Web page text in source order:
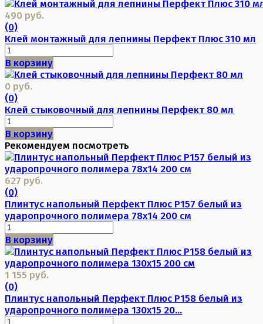
490 руб.
(0)
Клей монтажный для лепнины Перфект Плюс 310 мл
В корзину
0 руб.
(0)
Клей стыковочный для лепнины Перфект 80 мл
В корзину
Рекомендуем посмотреть
627 руб.
(0)
Плинтус напольный Перфект Плюс P157 белый из
ударопрочного полимера 78х14 200 см
В корзину
1 155 руб.
(0)
Плинтус напольный Перфект Плюс P158 белый из
ударопрочного полимера 130х15 20...